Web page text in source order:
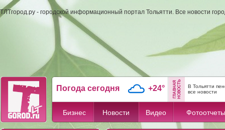
ТЛТгород.ру - городской информационный портал Тольятти. Все новости
Погода сегодня +24°
В Тольятти
все новости
Бизнес Новости Видео Фотоотчеты